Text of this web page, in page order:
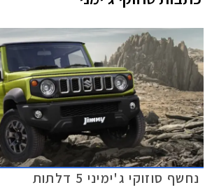
נחשף סוזוקי ג'ימיני 5 דלתות